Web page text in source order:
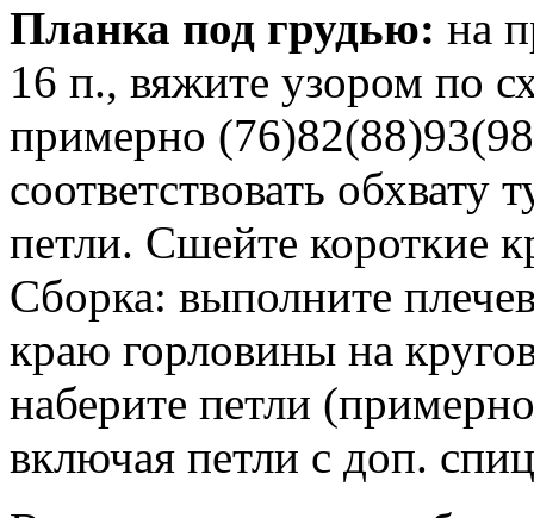
Планка под грудью: на
16 п., вяжите узором по
примерно
соответствовать
петли. Сшейте короткие
Сборка: выполните
краю горловины на
наберите петли
включая петли с доп.